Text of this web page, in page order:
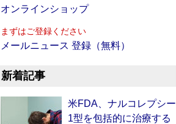
オンラインショップ
まずはご登録ください
メールニュース 登録（無料）
新着記事
米FDA、ナルコレプシー
1型を包括的に治療する